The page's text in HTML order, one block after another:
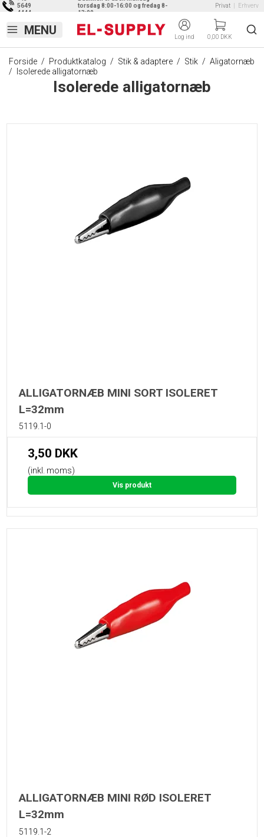
5649
4444
torsdag 8:00-16:00 og fredag 8-
13:00
Privat Erhverv
Log ind 0,00 DKK
Forside / Produktkatalog / Stik & adaptere / Stik / Aligatornæb
/
Isolerede alligatornæb
Isolerede alligatornæb
ALLIGATORNÆB MINI SORT ISOLERET
L=32mm
5119.1-0
3,50 DKK
(inkl. moms)
Vis produkt
ALLIGATORNÆB MINI RØD ISOLERET
L=32mm
5119.1-2